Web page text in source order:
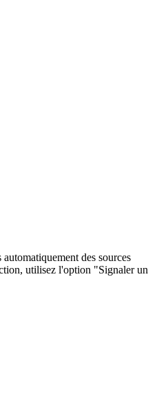
des sources
utilisez l'option "Signaler un